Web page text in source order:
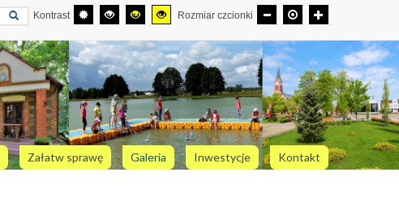
Kontrast Rozmiar czcionki
Załatw sprawę Galeria Inwestycje Kontakt